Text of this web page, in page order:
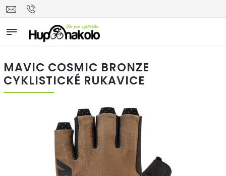
MAVIC COSMIC BRONZE
CYKLISTICKÉ RUKAVICE